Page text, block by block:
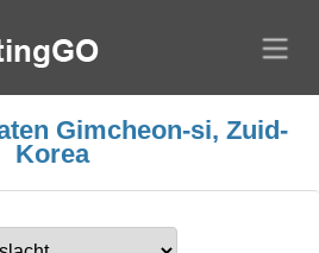
Gimcheon-si, Zuid-
Korea